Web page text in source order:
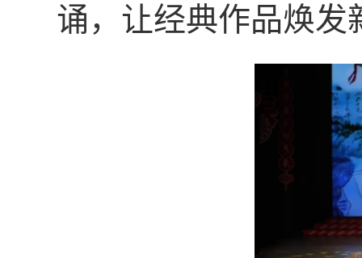
诵，让经典作品焕发